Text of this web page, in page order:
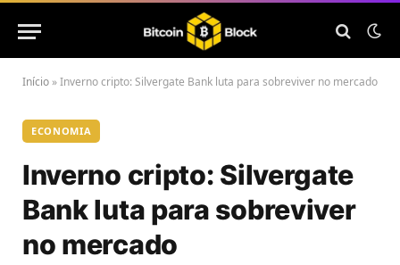
Início »Inverno cripto: Silvergate Bank luta para sobreviver no mercado
ECONOMIA
Inverno cripto: Silvergate
Bank luta para sobreviver
no mercado